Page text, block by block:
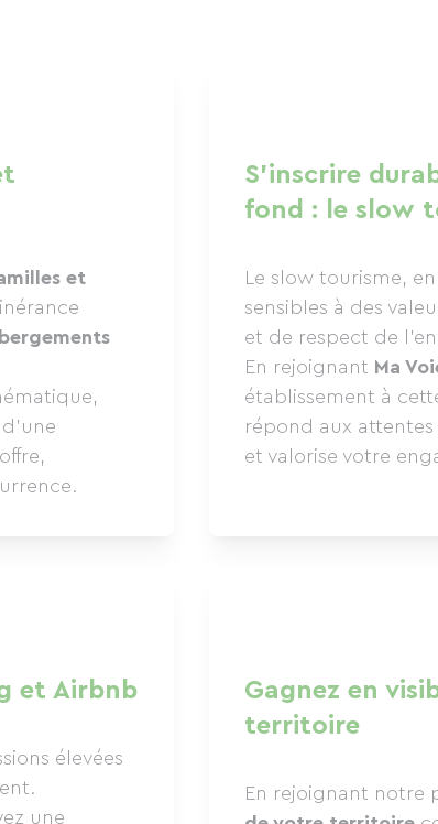
et
S'inscrire
fond : le slow
Le slow tourisme,
sensibles à des
et de respect de
En rejoignant Ma
établissement à
répond aux attentes
et valorise votre
et Airbnb
élevées
une
Gagnez en
territoire
En rejoignant notre